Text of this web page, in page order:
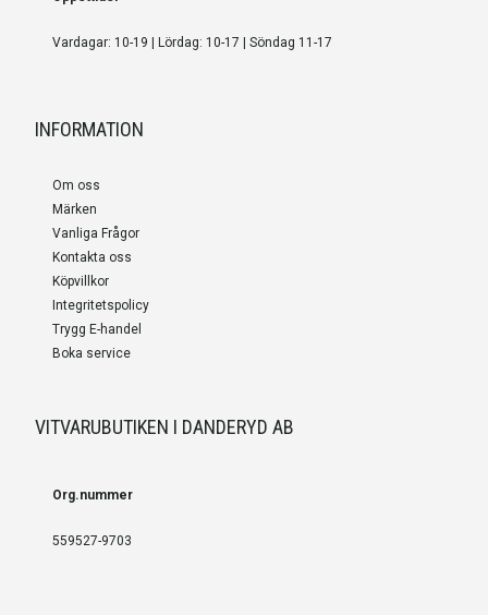
Vardagar: 10-19 | Lördag: 10-17 | Söndag 11-17
INFORMATION
Om oss
Märken
Vanliga Frågor
Kontakta oss
Köpvillkor
Integritetspolicy
Trygg E-handel
Boka service
VITVARUBUTIKEN I DANDERYD AB
Org.nummer
559527-9703